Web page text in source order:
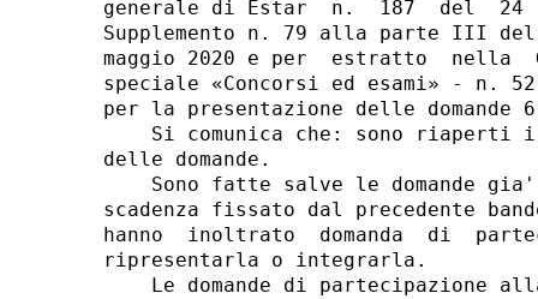
generale di Estar  n.  187  del
Supplemento n. 79 alla parte III
maggio 2020 e per  estratto
speciale «Concorsi ed esami» - n.
per la presentazione delle domande
Si comunica che: sono riaperti
delle domande.
Sono fatte salve le domande
scadenza fissato dal precedente
hanno  inoltrato  domanda  di
ripresentarla o integrarla.
Le domande di partecipazione